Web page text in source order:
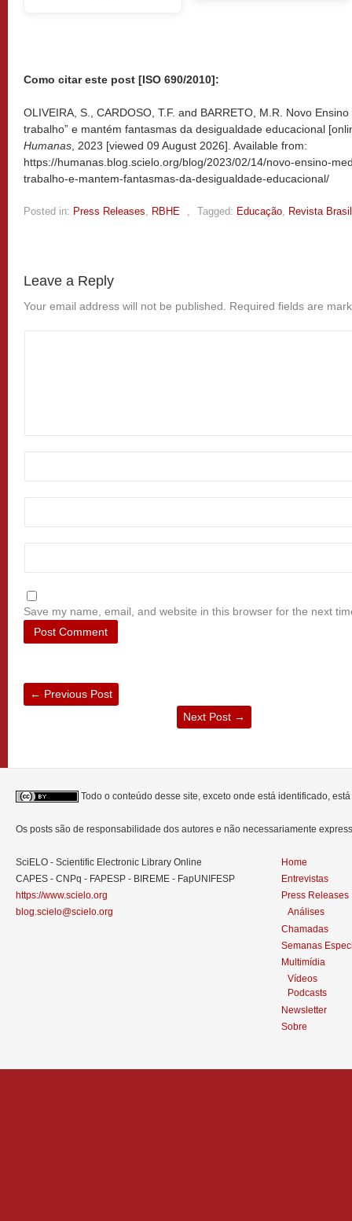
Como citar este post [ISO 690/2010]:
OLIVEIRA, S., CARDOSO, T.F. and BARRETO, M.R. Novo
trabalho” e mantém fantasmas da desigualdade educacional
Humanas , 2023 [viewed 09 August 2026]. Available from:
https://humanas.blog.scielo.org/blog/2023/02/14/novo-ensino-
trabalho-e-mantem-fantasmas-da-desigualdade-educacional/
Posted in: Press Releases, RBHE , Tagged: Educação, Revista
Leave a Reply
Your email address will not be published. Required fields are
Save my name, email, and website in this browser for the next
← Previous Post
Next Post →
Todo o conteúdo desse site, exceto onde está identificado,
Os posts são de responsabilidade dos autores e não necessariamente
SciELO - Scientific Electronic Library Online
CAPES - CNPq - FAPESP - BIREME - FapUNIFESP
https://www.scielo.org
blog.scielo@scielo.org
Home
Entrevistas
Press Releases
Análises
Chamadas
Semanas
Multimídia
Vídeos
Podcasts
Newsletter
Sobre